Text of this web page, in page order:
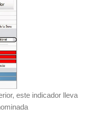
este indicador lleva